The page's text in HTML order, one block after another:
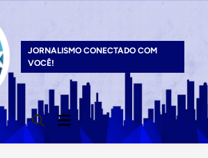
JORNALISMO CONECTADO COM
VOCÊ!
Open
Search
Main
Menu